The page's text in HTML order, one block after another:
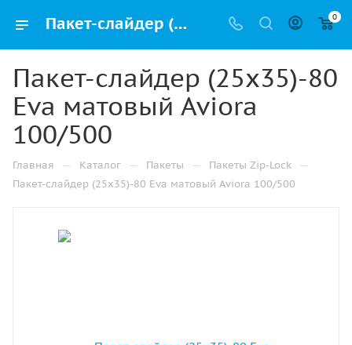
Пакет-слайдер (25х35)-80 Eva матовый Aviora 100/500 купить в Казани с доставкой оптом и в розницу 0
Пакет-слайдер (25х35)-80
Eva матовый Aviora
100/500
Главная — Каталог — Пакеты — Пакеты Zip-Lock —
Пакет-слайдер (25х35)-80 Eva матовый Aviora 100/500